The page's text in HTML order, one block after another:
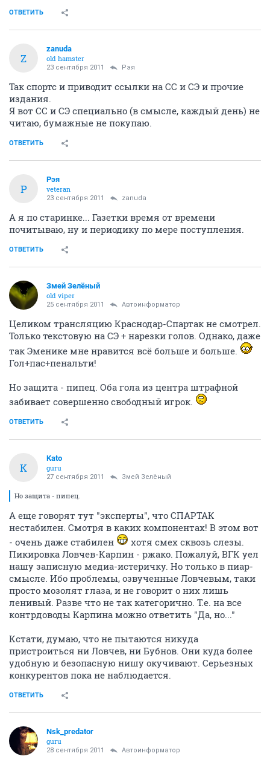
ОТВЕТИТЬ
Z
zanuda
old hamster
23 сентября 2011 Рэя
Так спортс и приводит ссылки на СС и СЭ и прочие
издания.
Я вот СС и СЭ специально (в смысле, каждый день) не
читаю, бумажные не покупаю.
ОТВЕТИТЬ
Р
Рэя
veteran
23 сентября 2011 zanuda
А я по старинке... Газетки время от времени
почитываю, ну и периодику по мере поступления.
ОТВЕТИТЬ
Змей Зелёный
old viper
25 сентября 2011 Автоинформатор
Целиком трансляцию Краснодар-Спартак не смотрел.
Только текстовую на СЭ + нарезки голов. Однако, даже
так Эменике мне нравится всё больше и больше.
Гол+пас+пенальти!
Но защита - пипец. Оба гола из центра штрафной
забивает совершенно свободный игрок.
ОТВЕТИТЬ
K
Kato
guru
27 сентября 2011 Змей Зелёный
Но защита - пипец.
А еще говорят тут "эксперты", что СПАРТАК
нестабилен. Смотря в каких компонентах! В этом вот
- очень даже стабилен
хотя смех сквозь слезы.
Пикировка Ловчев-Карпин - ржако. Пожалуй, ВГК уел
нашу записную медиа-истеричку. Но только в пиар-
смысле. Ибо проблемы, озвученные Ловчевым, таки
просто мозолят глаза, и не говорит о них лишь
ленивый. Разве что не так категорично. Т.е. на все
контрдоводы Карпина можно ответить "Да, но..."
Кстати, думаю, что не пытаются никуда
пристроиться ни Ловчев, ни Бубнов. Они куда более
удобную и безопасную нишу окучивают. Серьезных
конкурентов пока не наблюдается.
ОТВЕТИТЬ
Nsk_predator
guru
28 сентября 2011 Автоинформатор